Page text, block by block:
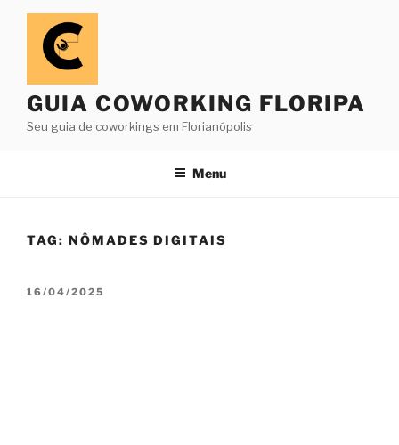
Pular
conteúdo
GUIA COWORKING FLORIPA
Seu guia de coworkings em Florianópolis
Menu
TAG: NÔMADES DIGITAIS
PUBLICADO
16/04/2025